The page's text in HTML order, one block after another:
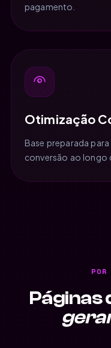
pagamento.
Otimização
Base preparada
conversão ao longo
Páginas